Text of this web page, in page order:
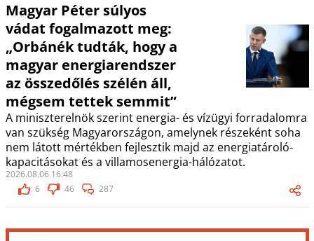
Magyar Péter súlyos
vádat fogalmazott meg:
„Orbánék tudták, hogy a
magyar energiarendszer
az összedőlés szélén áll,
mégsem tettek semmit”
A miniszterelnök szerint energia- és vízügyi forradalomra
van szükség Magyarországon, amelynek részeként soha
nem látott mértékben fejlesztik majd az energiatároló-
kapacitásokat és a villamosenergia-hálózatot.
2026.08.06 16:48
6
46 287